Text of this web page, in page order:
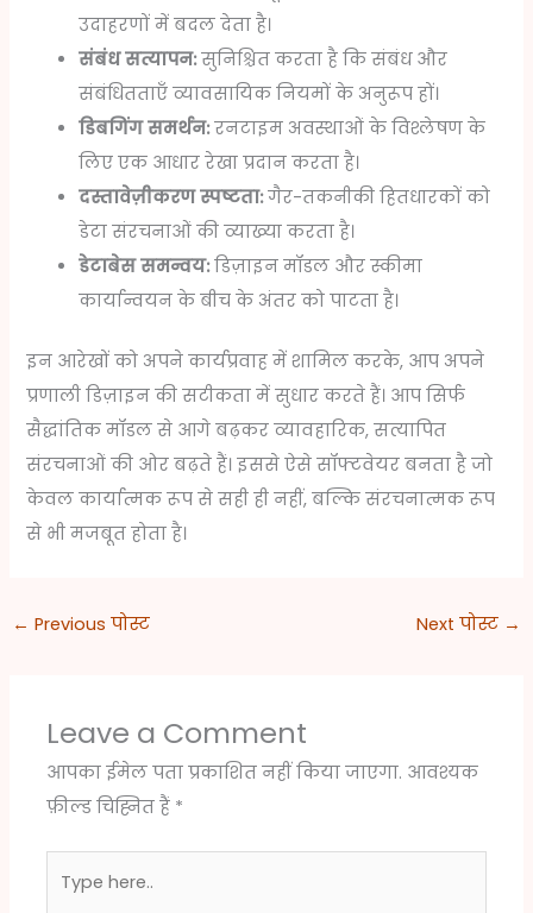
उदाहरणों में बदल देता है।
संबंध सत्यापन:सुनिश्चित करता है कि संबंध और
संबंधितताएँ व्यावसायिक नियमों के अनुरूप हों।
डिबगिंग समर्थन:रनटाइम अवस्थाओं के विश्लेषण के
लिए एक आधार रेखा प्रदान करता है।
दस्तावेज़ीकरण स्पष्टता:गैर-तकनीकी हितधारकों को
डेटा संरचनाओं की व्याख्या करता है।
डेटाबेस समन्वय:डिज़ाइन मॉडल और स्कीमा
कार्यान्वयन के बीच के अंतर को पाटता है।
इन आरेखों को अपने कार्यप्रवाह में शामिल करके, आप अपने
प्रणाली डिज़ाइन की सटीकता में सुधार करते हैं। आप सिर्फ
सैद्धांतिक मॉडल से आगे बढ़कर व्यावहारिक, सत्यापित
संरचनाओं की ओर बढ़ते हैं। इससे ऐसे सॉफ्टवेयर बनता है जो
केवल कार्यात्मक रूप से सही ही नहीं, बल्कि संरचनात्मक रूप
से भी मजबूत होता है।
← Previous पोस्ट Next पोस्ट →
Leave a Comment
आपका ईमेल पता प्रकाशित नहीं किया जाएगा. आवश्यक
फ़ील्ड चिह्नित हैं *